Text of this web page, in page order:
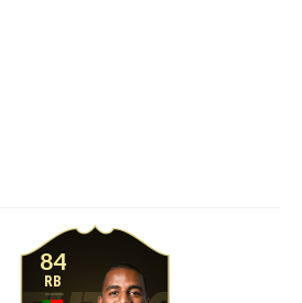
84
RB